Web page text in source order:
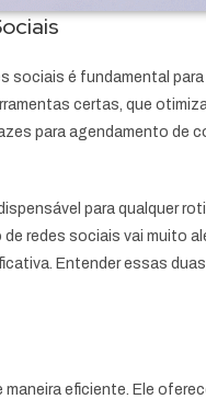
sociais é fundamental
certas, que
para agendamento de
para qualquer
redes sociais vai muito
Entender essas
eficiente. Ele